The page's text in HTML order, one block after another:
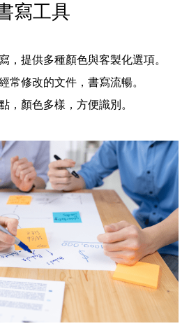
寫工具
，提供多種顏色與客製化選項。
常修改的文件，書寫流暢。
，顏色多樣，方便識別。